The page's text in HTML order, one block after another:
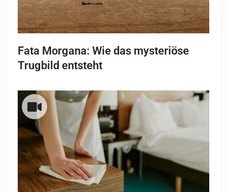
Fata Morgana: Wie das mysteriöse
Trugbild entsteht